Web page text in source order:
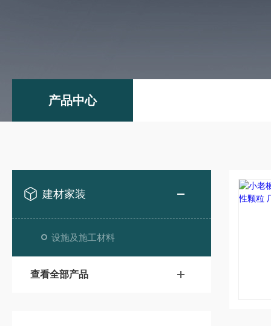
产品中心
建材家装
设施及施工材料
查看全部产品